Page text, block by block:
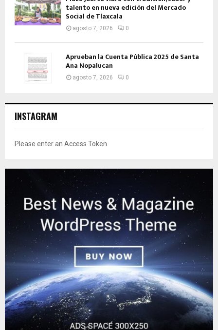
talento en nueva edición del Mercado
Social de Tlaxcala
agosto 7, 2026 0
Aprueban la Cuenta Pública 2025 de Santa
Ana Nopalucan
agosto 7, 2026 0
INSTAGRAM
Please enter an Access Token